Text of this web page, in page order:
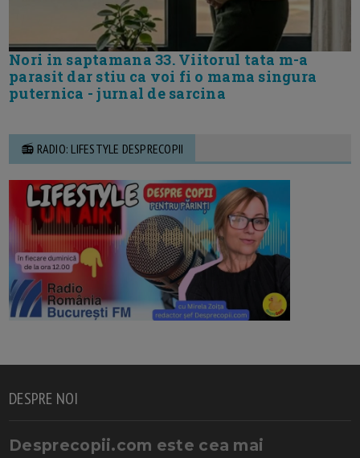
Nori in saptamana 33. Viitorul tata m-a
parasit dar stiu ca voi fi o mama singura
puternica - jurnal de sarcina
📻 RADIO: LIFESTYLE DESPRECOPII
DESPRE NOI
Desprecopii.com este cea mai